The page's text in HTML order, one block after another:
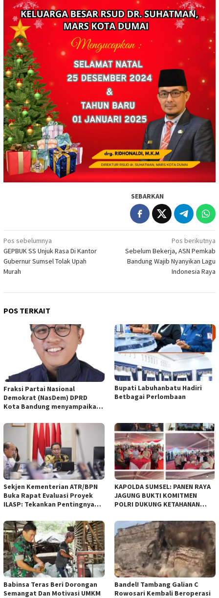
SEBARKAN
Navigasi
pos
Pos sebelumnya
GEPBUK SS Unjuk Rasa Di Kantor
Gubernur Sumsel Tolak Upah
Murah
Pos berikutnya
Sebelum Bekerja, ASN Pemkab
Bandung Wajib Nyanyikan Lagu
Indonesia Raya
POS TERKAIT
Fraksi Partai Nasional
Demokrat (NasDem) DPRD
Kota Bandung menyampaikan
empat Rancangan Peraturan
Daerah (Raperda) yang
diajukan Pemerintah Kota
Bandung
Bupati Labuhanbatu Hadiri
Betbagai Perlombaan
Sekjen Kementerian ATR/BPN
Buka Rapat Evaluasi Proyek
ILASP: Tekankan Pentingnya
Anggaran
KAPOLDA SUMSEL: PANEN RAYA
JAGUNG BUKTI KOMITMEN
POLRI DUKUNG KETAHANAN
Babinsa Teras Beri Dorongan
Semangat Dan Motivasi UMKM
Bandel! Tambang Galian C
Rowosari Kembali Beroperasi